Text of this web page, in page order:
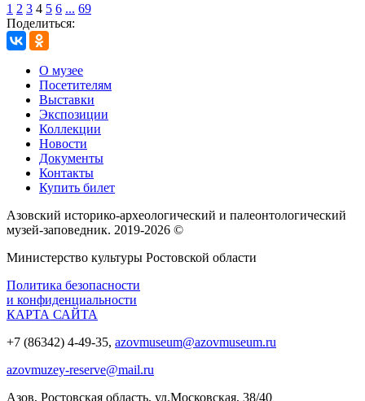
1 2 3 4 5 6 ... 69
Поделиться:
О музее
Посетителям
Выставки
Экспозиции
Коллекции
Новости
Документы
Контакты
Купить билет
Азовский историко‑археологический и палеонтологический
музей‑заповедник. 2019-2026 ©
Министерство культуры Ростовской области
Политика безопасности
и конфиденциальности
КАРТА САЙТА
+7 (86342) 4-49-35, azovmuseum@azovmuseum.ru
azovmuzey-reserve@mail.ru
Азов, Ростовская область, ул.Московская, 38/40